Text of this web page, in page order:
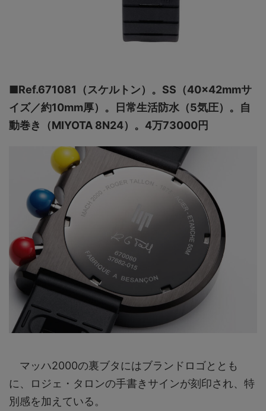
■Ref.671081（スケルトン）。SS（40×42mmサ
イズ／約10mm厚）。日常生活防水（5気圧）。自
動巻き（MIYOTA 8N24）。4万73000円
マッハ2000の裏ブタにはブランドロゴととも
に、ロジェ・タロンの手書きサインが刻印され、特
別感を加えている。